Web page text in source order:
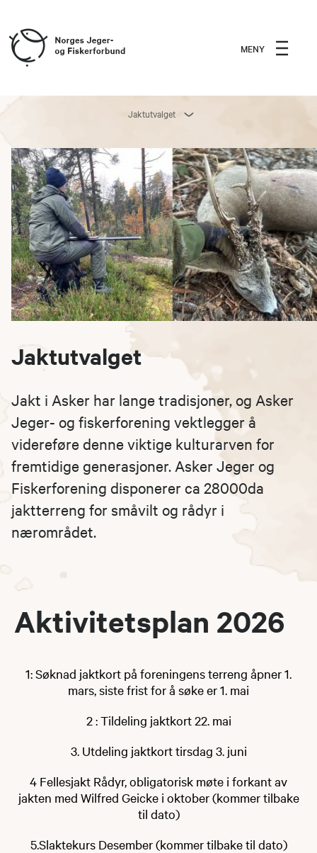
MENY
Jaktutvalget
Jaktutvalget
Jakt i Asker har lange tradisjoner, og Asker
Jeger- og fiskerforening vektlegger å
videreføre denne viktige kulturarven for
fremtidige generasjoner. Asker Jeger og
Fiskerforening disponerer ca 28000da
jaktterreng for småvilt og rådyr i
nærområdet.
Aktivitetsplan 2026
1: Søknad jaktkort på foreningens terreng åpner 1.
mars, siste frist for å søke er 1. mai
2 : Tildeling jaktkort 22. mai
3. Utdeling jaktkort tirsdag 3. juni
4 Fellesjakt Rådyr, obligatorisk møte i forkant av
jakten med Wilfred Geicke i oktober (kommer tilbake
til dato)
5.Slaktekurs Desember (kommer tilbake til dato)